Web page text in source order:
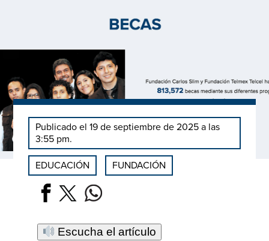
Publicado el 19 de septiembre de 2025 a las
3:55 pm.
EDUCACIÓN FUNDACIÓN
Escucha el artículo